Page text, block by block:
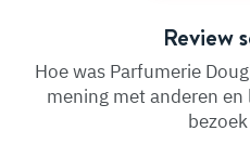
Review
Hoe was Parfumerie
mening met anderen